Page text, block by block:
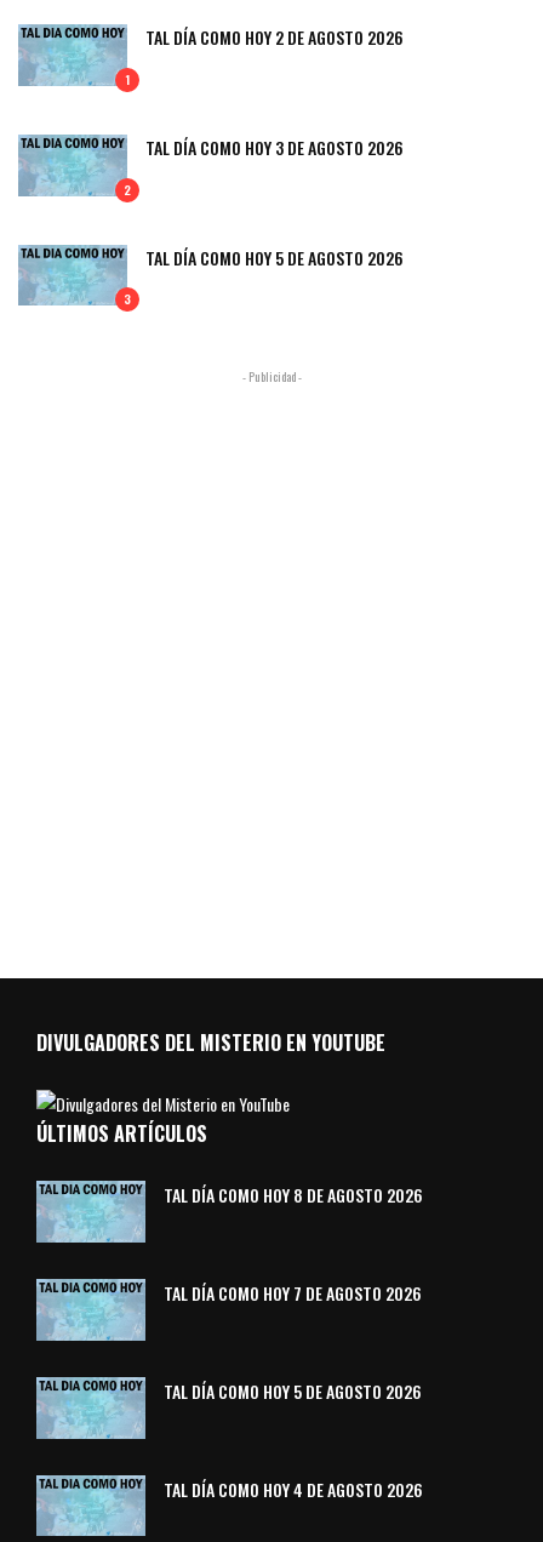
1
TAL DÍA COMO HOY 2 DE AGOSTO 2026
2
TAL DÍA COMO HOY 3 DE AGOSTO 2026
3
TAL DÍA COMO HOY 5 DE AGOSTO 2026
- Publicidad -
DIVULGADORES DEL MISTERIO EN YOUTUBE
ÚLTIMOS ARTÍCULOS
TAL DÍA COMO HOY 8 DE AGOSTO 2026
TAL DÍA COMO HOY 7 DE AGOSTO 2026
TAL DÍA COMO HOY 5 DE AGOSTO 2026
TAL DÍA COMO HOY 4 DE AGOSTO 2026